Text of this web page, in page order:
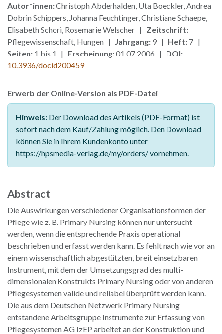
Autor*innen:Christoph Abderhalden, Uta Boeckler, Andrea
Dobrin Schippers, Johanna Feuchtinger, Christiane Schaepe,
Elisabeth Schori, Rosemarie Welscher | Zeitschrift:
Pflegewissenschaft, Hungen | Jahrgang: 9 | Heft: 7 |
Seiten: 1 bis 1 | Erscheinung:01.07.2006 | DOI:
10.3936/docid200459
Erwerb der Online-Version als PDF-Datei
Hinweis: Der Download des Artikels (PDF-Format) ist
sofort nach dem Kauf/Zahlung möglich. Den Download
können Sie in Ihrem Kundenkonto unter
https://hpsmedia-verlag.de/my/orders/ vornehmen.
Abstract
Die Auswirkungen verschiedener Organisationsformen der
Pflege wie z. B. Primary Nursing können nur untersucht
werden, wenn die entsprechende Praxis operational
beschrieben und erfasst werden kann. Es fehlt nach wie vor an
einem wissenschaftlich abgestützten, breit einsetzbaren
Instrument, mit dem der Umsetzungsgrad des multi-
dimensionalen Konstrukts Primary Nursing oder von anderen
Pflegesystemen valide und reliabel überprüft werden kann.
Die aus dem Deutschen Netzwerk Primary Nursing
entstandene Arbeitsgruppe Instrumente zur Erfassung von
Pflegesystemen AG IzEP arbeitet an der Konstruktion und